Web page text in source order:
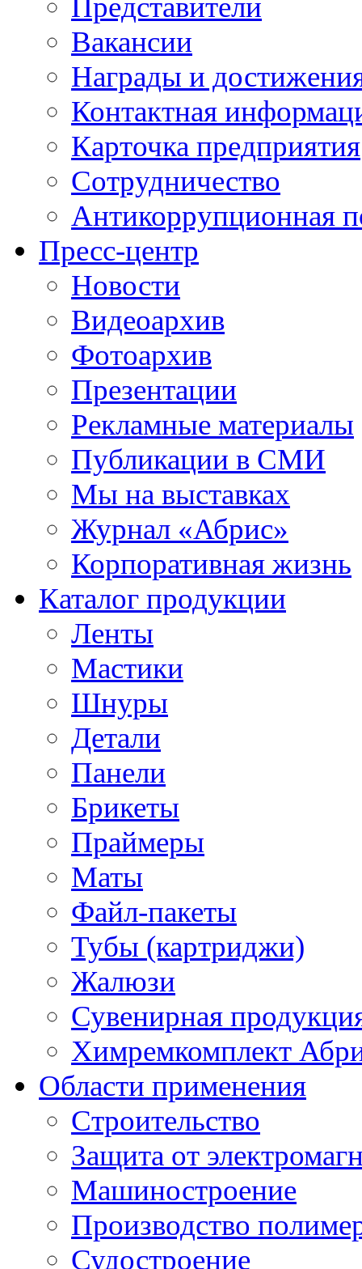
Вакансии
Награды и
Контактная
Карточка предприятия
Сотрудничество
Антикоррупционная
Пресс-центр
Новости
Видеоархив
Фотоархив
Презентации
Рекламные материалы
Публикации в СМИ
Мы на выставках
Журнал «Абрис»
Корпоративная жизнь
Каталог продукции
Ленты
Мастики
Шнуры
Детали
Панели
Брикеты
Праймеры
Маты
Файл-пакеты
Тубы (картриджи)
Жалюзи
Сувенирная
Химремкомплект
Области применения
Строительство
Защита от
Машиностроение
Производство
Судостроение